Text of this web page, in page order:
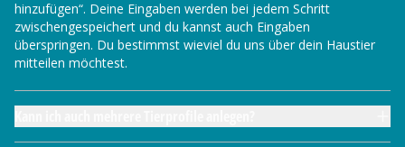
hinzufügen“. Deine Eingaben werden bei jedem Schritt
zwischengespeichert und du kannst auch Eingaben
überspringen. Du bestimmst wieviel du uns über dein Haustier
mitteilen möchtest.